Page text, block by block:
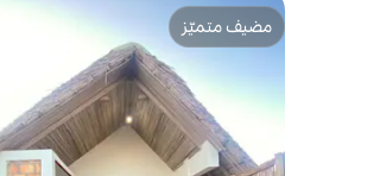
مضيف متميّز
مضيف متميّز